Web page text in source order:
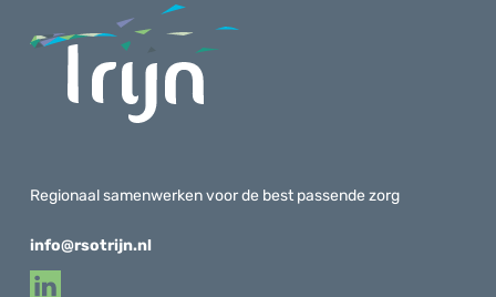
Regionaal samenwerken voor de best passende zorg
info@rsotrijn.nl